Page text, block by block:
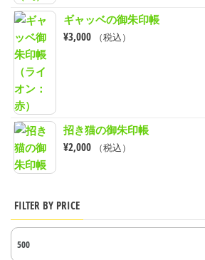
ギャッベの御朱印帳
¥3,000 （税込）
招き猫の御朱印帳
¥2,000 （税込）
FILTER BY PRICE